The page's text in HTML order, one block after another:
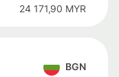
24 171,90 MYR
BGN